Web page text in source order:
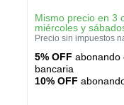
Mismo precio en 3
miércoles y
Precio sin impuestos
5% OFF abonando
bancaria
10% OFF